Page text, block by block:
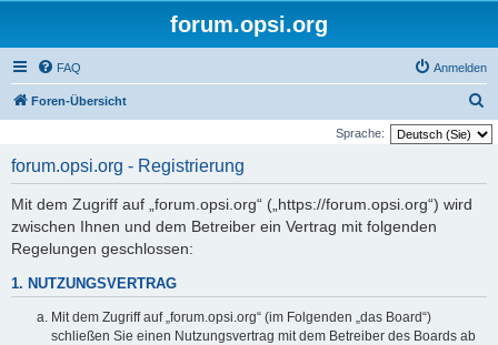
forum.opsi.org
FAQ Anmelden
Foren-Übersicht
u
Sprache:
forum.opsi.org - Registrierung
Mit dem Zugriff auf „forum.opsi.org“ („https://forum.opsi.org“) wird
zwischen Ihnen und dem Betreiber ein Vertrag mit folgenden
Regelungen geschlossen:
1. NUTZUNGSVERTRAG
Mit dem Zugriff auf „forum.opsi.org“ (im Folgenden „das Board“)
schließen Sie einen Nutzungsvertrag mit dem Betreiber des Boards ab